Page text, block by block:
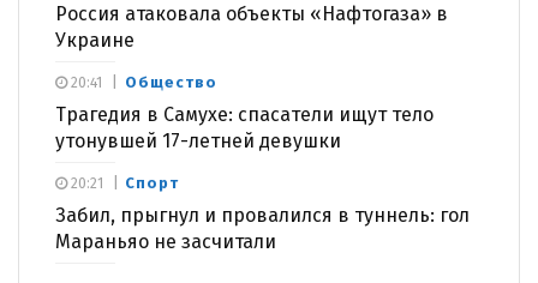
Россия атаковала объекты «Нафтогаза» в
Украине
Общество
Трагедия в Самухе: спасатели ищут тело
утонувшей 17-летней девушки
20:41
Спорт
Забил, прыгнул и провалился в туннель: гол
Мараньяо не засчитали
20:21